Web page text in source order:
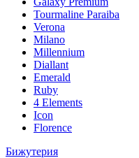
Tourmaline Paraiba
Verona
Milano
Millennium
Diallant
Emerald
Ruby
4 Elements
Icon
Florence
Бижутерия